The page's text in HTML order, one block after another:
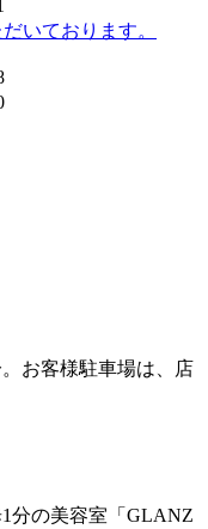
いております。
お客様駐車場は、店
分の美容室「GLANZ